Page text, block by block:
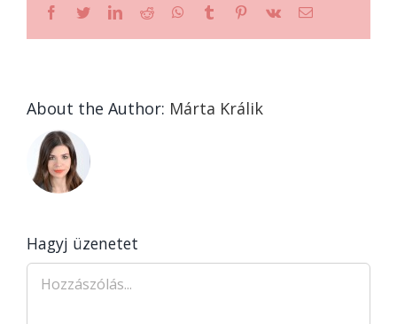
facebook
twitterlinkedinreddit whatsapp
tumblr pinterest
vk Email:
About the Author: Márta Králik
Hagyj üzenetet
Hozzászólás